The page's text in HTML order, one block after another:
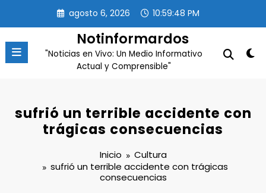
contenido
agosto 6, 2026 10:59:48 PM
Notinformardos
"Noticias en Vivo: Un Medio Informativo
Actual y Comprensible"
sufrió un terrible accidente con
trágicas consecuencias
Inicio
Cultura
sufrió un terrible accidente con trágicas
consecuencias